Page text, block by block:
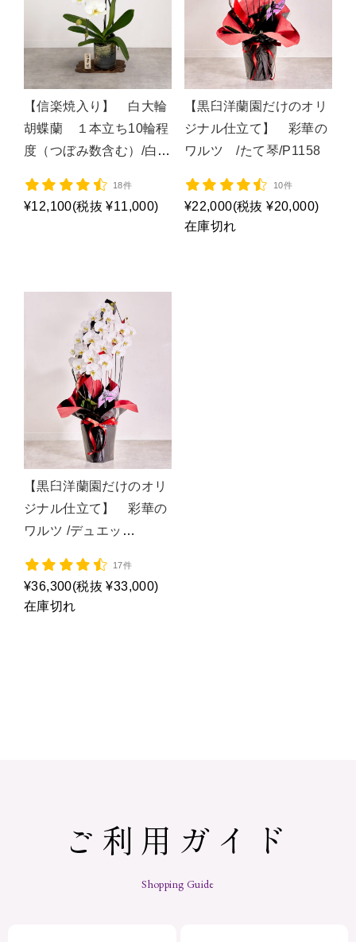
【信楽焼入り】 白大輪
胡蝶蘭 １本立ち10輪程
度（つぼみ数含む）/白１
18件
¥12,100(税抜 ¥11,000)
【黒臼洋蘭園だけのオリ
ジナル仕立て】 彩華の
ワルツ /たて琴/P1158
10件
¥22,000(税抜 ¥20,000)
在庫切れ
【黒臼洋蘭園だけのオリ
ジナル仕立て】 彩華の
ワルツ /デュエッ
17件
¥36,300(税抜 ¥33,000)
在庫切れ
ご利用ガイド
Shopping Guide